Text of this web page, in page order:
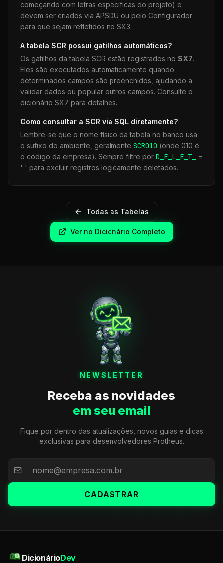
começando com letras específicas do projeto) e
devem ser criados via APSDU ou pelo Configurador
para que sejam refletidos no SX3.
A tabela SCR possui gatilhos automáticos?
Os gatilhos da tabela SCR estão registrados no SX7.
Eles são executados automaticamente quando
determinados campos são preenchidos, ajudando a
validar dados ou popular outros campos. Consulte o
dicionário SX7 para detalhes.
Como consultar a SCR via SQL diretamente?
Lembre-se que o nome físico da tabela no banco usa
o sufixo do ambiente, geralmente SCR010 (onde 010 é
o código da empresa). Sempre filtre por D_E_L_E_T_
=
' ' para excluir registros logicamente deletados.
Todas as Tabelas
Ver no Dicionário Completo
NEWSLETTER
Receba as novidades
em seu email
Fique por dentro das atualizações, novos guias e dicas
exclusivas para desenvolvedores Protheus.
CADASTRAR
DicionárioDev